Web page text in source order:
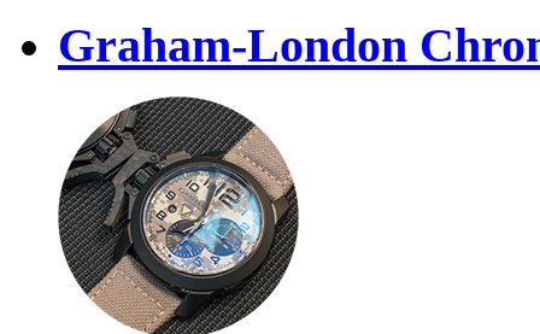
Graham-London